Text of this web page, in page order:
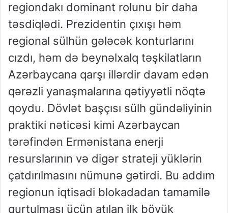
regiondakı dominant rolunu bir daha
təsdiqlədi. Prezidentin çıxışı həm
regional sülhün gələcək konturlarını
cızdı, həm də beynəlxalq təşkilatların
Azərbaycana qarşı illərdir davam edən
qərəzli yanaşmalarına qətiyyətli nöqtə
qoydu. Dövlət başçısı sülh gündəliyinin
praktiki nəticəsi kimi Azərbaycan
tərəfindən Ermənistana enerji
resurslarının və digər strateji yüklərin
çatdırılmasını nümunə gətirdi. Bu addım
regionun iqtisadi blokadadan tamamilə
qurtulması üçün atılan ilk böyük